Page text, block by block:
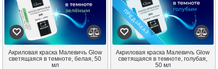
Акриловая краска Малевичъ Glow
светящаяся в темноте, белая, 50
мл
ПРЕДЗАКАЗ
Акриловая краска Малевичъ Glow
светящаяся в темноте, голубая,
50 мл